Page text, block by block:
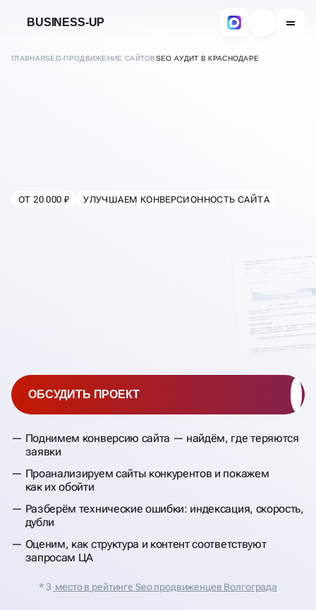
BUSINESS-UP
ГЛАВНАЯSEO-ПРОДВИЖЕНИЕ САЙТОВSEO АУДИТ В КРАСНОДАРЕ
ПО 150+ ПАРАМЕТРАМ
ОТ 20 000 ₽ УЛУЧШАЕМ КОНВЕРСИОННОСТЬ САЙТА
Поднимем конверсию сайта — найдём, где теряются
заявки
Проанализируем сайты конкурентов и покажем
как их обойти
Разберём технические ошибки: индексация, скорость,
дубли
Оценим, как структура и контент соответствуют
запросам ЦА
ОБСУДИТЬ ПРОЕКТ
* 3 место в рейтинге Seo продвиженцев Волгограда